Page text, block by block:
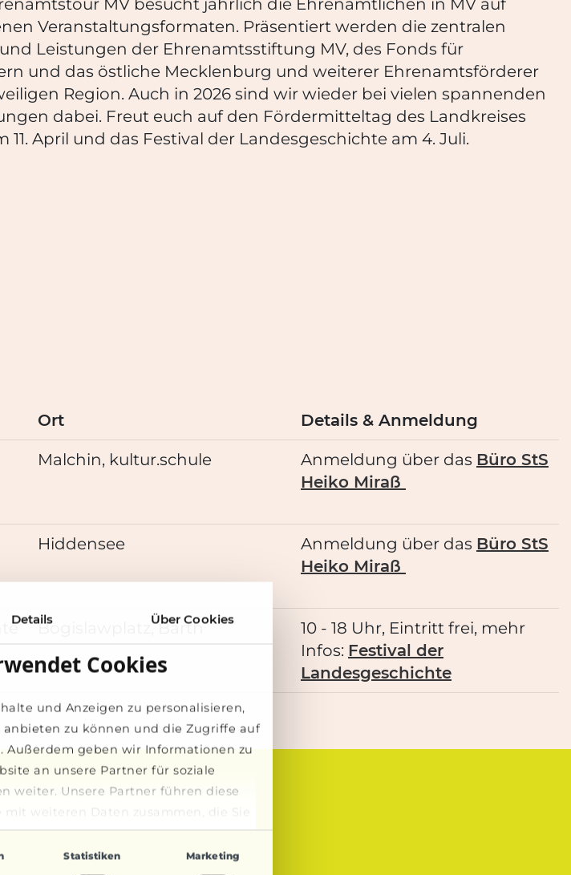
Details Über Cookies
Cookies
und Anzeigen zu personalisieren,
zu können und die Zugriffe auf
Außerdem geben wir Informationen zu
an unsere Partner für soziale
weiter. Unsere Partner führen diese
weiteren Daten zusammen, die Sie
die sie im Rahmen Ihrer Nutzung der
Statistiken Marketing
Veranstaltungsformaten. Präsentiert werden die zentralen
Leistungen der Ehrenamtsstiftung MV, des Fonds für
und das östliche Mecklenburg und weiterer Ehrenamtsförderer
Region. Auch in 2026 sind wir wieder bei vielen spannenden
dabei. Freut euch auf den Fördermitteltag des Landkreises
11. April und das Festival der Landesgeschichte am 4. Juli.
Ort Details & Anmeldung
Malchin, kultur.schule Anmeldung über das Büro StS
Heiko Miraß
Hiddensee Anmeldung über das Büro StS
Heiko Miraß
Bogislawplatz, Barth
10 - 18 Uhr, Eintritt frei, mehr
Infos: Festival der
Landesgeschichte